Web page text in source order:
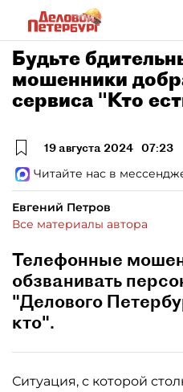
Будьте
мошенники
сервиса "Кто
19 августа 2024 07:23
Читайте нас в
Евгений Петров
Все материалы автора
Телефонные
обзванивать
"Делового
кто".
Ситуация, с которой